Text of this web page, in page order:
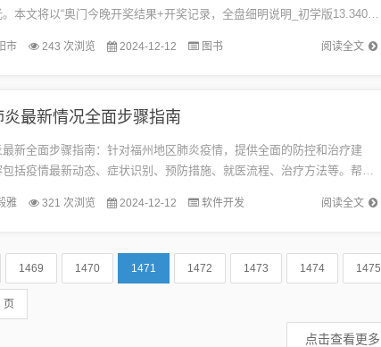
本文将以“奥门今晚开奖结果+开奖记录，全盘细明说明_初学版13.340”
细介绍奥门彩票的开奖结果、奖项...
阅读全文
市 243 次浏览 2024-12-12 图书
炎最新情况全面步骤指南
新全面步骤指南：针对福州地区肺炎疫情，提供全面的防控和治疗建
括疫情最新动态、症状识别、预防措施、就医流程、治疗方法等。帮助
并应对肺炎疫情，保障健康。摘要字数在100-200字之间，请注意控...
阅读全文
雅 321 次浏览 2024-12-12 软件开发
1469 1470 1471 1472 1473 1474 1475
页
点击查看更多